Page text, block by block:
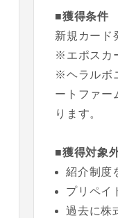
■獲得条件
新規カード
※エポスカ
※ヘラルボ
ートファー
ります。
■獲得対象
紹介制度
プリペイ
過去に株